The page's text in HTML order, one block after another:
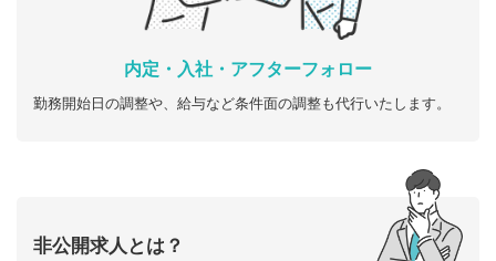
内定・入社・アフターフォロー
勤務開始日の調整や、給与など条件面の調整も代行いたします。
非公開求人とは？